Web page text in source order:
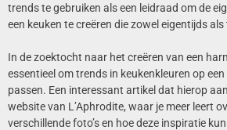
trends te gebruiken als een leidraad om de
een keuken te creëren die zowel eigentijds
In de zoektocht naar het creëren van een
essentieel om trends in keukenkleuren op
passen. Een interessant artikel dat hierop
website van L’Aphrodite, waar je meer leert
verschillende foto’s en hoe deze inspiratie